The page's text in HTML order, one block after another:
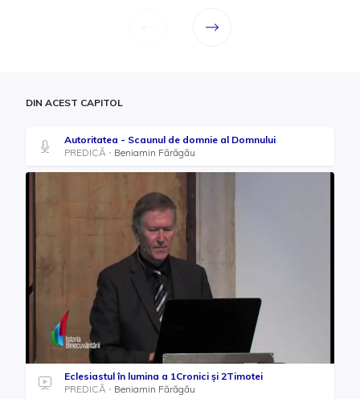
DIN ACEST CAPITOL
Autoritatea - Scaunul de domnie al Domnului
PREDICĂ
Beniamin Fărăgău
Eclesiastul în lumina a 1Cronici și 2Timotei
PREDICĂ
Beniamin Fărăgău